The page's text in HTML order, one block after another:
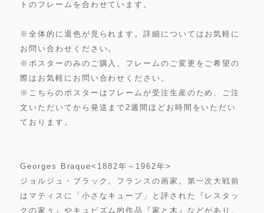
トのフレームを合わせています。
※全体的に退色が見られます。詳細についてはお気軽に
お問い合わせください。
※ポスターのみのご購入、フレームのご変更をご希望の
際はお気軽にお問い合わせください。
※こちらのポスターはフレームが受注生産のため、ご注
文いただいてから発送まで2週間ほどお時間をいただい
ております。
Georges Braque<1882年～1962年>
ジョルジュ・ブラック。フランスの画家。第一次大戦前
はマティスに「小さなキューブ」と評された『レスタッ
クの家々』やキュビズム的作品『家と木』などがあり、